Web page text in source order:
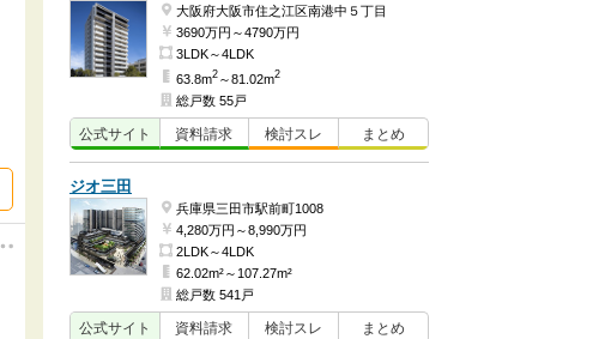
大阪府大阪市住之江区南港中５丁目
3690万円～4790万円
3LDK～4LDK
63.8m2 ～81.02m2
総戸数 55戸
公式サイト 資料請求 検討スレ まとめ
ジオ三田
兵庫県三田市駅前町1008
4,280万円～8,990万円
2LDK～4LDK
62.02m²～107.27m²
総戸数 541戸
公式サイト 資料請求 検討スレ まとめ